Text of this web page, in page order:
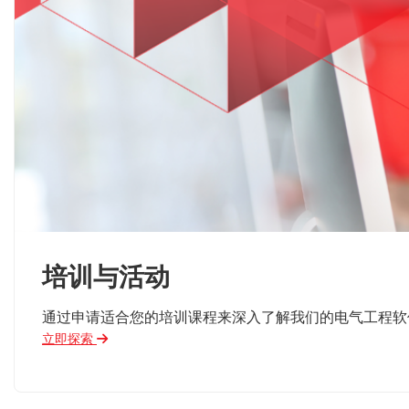
培训与活动
通过申请适合您的培训课程来深入了解我们的电气工程
立即探索